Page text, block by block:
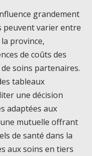
grandement
peuvent varier entre
province,
de coûts des
soins partenaires.
tableaux
une décision
adaptées aux
une mutuelle offrant
de santé dans la
aux soins en tiers